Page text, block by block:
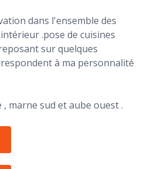
dans l'ensemble des
.pose de cuisines
sur quelques
à ma personnalité
marne sud et aube ouest .